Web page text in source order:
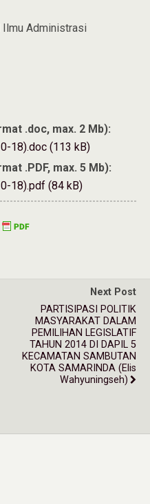
Ilmu Administrasi
.doc, max. 2 Mb):
18).doc (113 kB)
.PDF, max. 5 Mb):
18).pdf (84 kB)
Next Post
PARTISIPASI POLITIK
MASYARAKAT DALAM
PEMILIHAN LEGISLATIF
TAHUN 2014 DI DAPIL 5
KECAMATAN SAMBUTAN
KOTA SAMARINDA (Elis
Wahyuningseh)